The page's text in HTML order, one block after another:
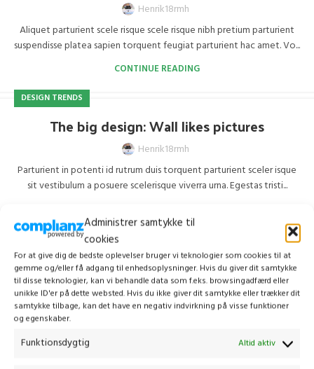
Administrer samtykke til
cookies
For at give dig de bedste oplevelser bruger vi teknologier som cookies til at
gemme og/eller få adgang til enhedsoplysninger. Hvis du giver dit samtykke
til disse teknologier, kan vi behandle data som f.eks. browsingadfærd eller
unikke ID'er på dette websted. Hvis du ikke giver dit samtykke eller trækker dit
samtykke tilbage, kan det have en negativ indvirkning på visse funktioner
og egenskaber.
Funktionsdygtig Altid aktiv
Henrik18rmh
Aliquet parturient scele risque scele risque nibh pretium parturient
suspendisse platea sapien torquent feugiat parturient hac amet. Vo...
CONTINUE READING
DESIGN TRENDS
The big design: Wall likes pictures
Henrik18rmh
Parturient in potenti id rutrum duis torquent parturient sceler isque
sit vestibulum a posuere scelerisque viverra urna. Egestas tristi...